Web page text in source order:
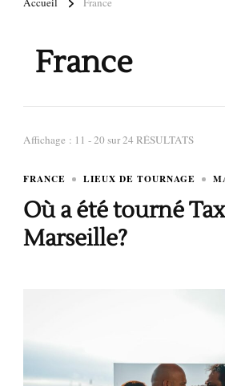
France
Affichage : 11 - 20 sur 24 RÉSULTATS
FRANCE LIEUX DE TOURNAGE
Où a été tourné
Marseille?